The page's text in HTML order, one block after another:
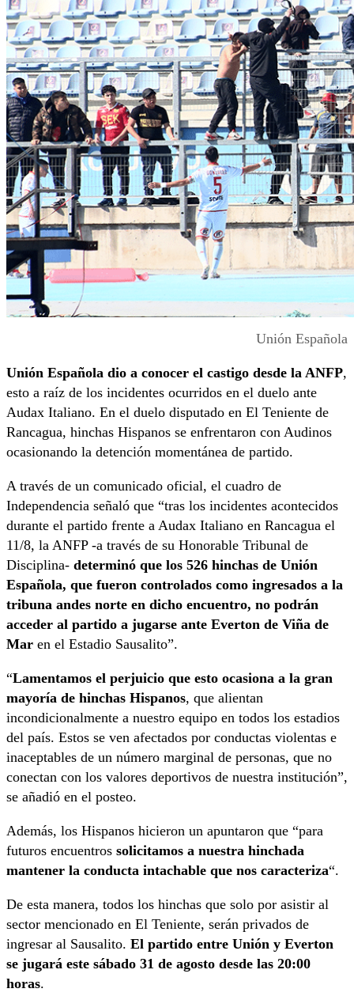
Unión Española
Unión Española dio a conocer el castigo desde la ANFP,
esto a raíz de los incidentes ocurridos en el duelo ante
Audax Italiano. En el duelo disputado en El Teniente de
Rancagua, hinchas Hispanos se enfrentaron con Audinos
ocasionando la detención momentánea de partido.
A través de un comunicado oficial, el cuadro de
Independencia señaló que “tras los incidentes acontecidos
durante el partido frente a Audax Italiano en Rancagua el
11/8, la ANFP -a través de su Honorable Tribunal de
Disciplina- determinó que los 526 hinchas de Unión
Española, que fueron controlados como ingresados a la
tribuna andes norte en dicho encuentro, no podrán
acceder al partido a jugarse ante Everton de Viña de
Mar en el Estadio Sausalito”.
“Lamentamos el perjuicio que esto ocasiona a la gran
mayoría de hinchas Hispanos, que alientan
incondicionalmente a nuestro equipo en todos los estadios
del país. Estos se ven afectados por conductas violentas e
inaceptables de un número marginal de personas, que no
conectan con los valores deportivos de nuestra institución”,
se añadió en el posteo.
Además, los Hispanos hicieron un apuntaron que “para
futuros encuentros solicitamos a nuestra hinchada
mantener la conducta intachable que nos caracteriza“.
De esta manera, todos los hinchas que solo por asistir al
sector mencionado en El Teniente, serán privados de
ingresar al Sausalito. El partido entre Unión y Everton
se jugará este sábado 31 de agosto desde las 20:00
horas.